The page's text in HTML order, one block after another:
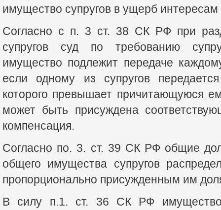
имущество супругов в ущерб
Согласно с п. 3 ст. 38 СК РФ при
супругов суд по требованию
имущество подлежит передаче
если одному из супругов
которого превышает причитающуюся
может быть присуждена
компенсация.
Согласно по. 3. ст. 39 СК РФ общие
общего имущества супругов
пропорционально присужденным им
В силу п.1. ст. 36 СК РФ